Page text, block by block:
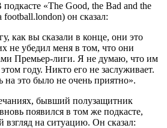
«The Good, the Bad and the
он сказал:
как вы сказали в конце, они это
не убедил меня в том, что они
Премьер-лиги. Я не думаю, что им
году. Никто его не заслуживает.
на это было не очень приятно».
бывший полузащитник
появился в том же подкасте,
взгляд на ситуацию. Он сказал: